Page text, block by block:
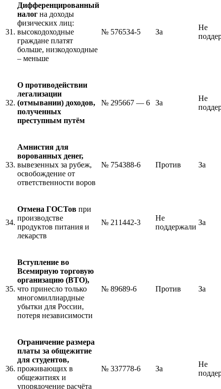
31.
Дифференцированный
налог на доходы
физических лиц:
высокодоходные
граждане платят
больше, низкодоходные
– меньше
№ 576534-5 За
Не
32.
О противодействии
легализации
(отмывании) доходов,
полученных
преступным путём
№ 295667 — 6 За
Не
33.
Амнистия для
ворованных денег,
вывезенных за рубеж,
освобождение от
ответственности воров
№ 754388-6 Против За
34.
Отмена ГОСТов при
производстве
продуктов питания и
лекарств
№ 211442-3
Не
поддержали
За
35.
Вступление во
Всемирную торговую
организацию (ВТО),
что принесло только
многомиллиардные
убытки для России,
потеря независимости
№ 89689-6 Против За
36.
Ограничение размера
платы за общежитие
для студентов,
проживающих в
общежитиях и
упорядочение расчёта
№ 337778-6 За
Не